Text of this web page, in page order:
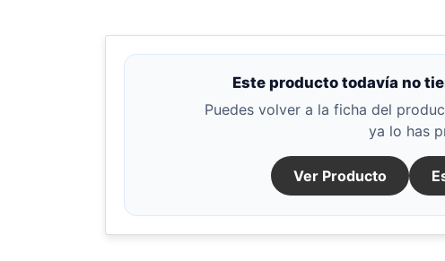
Este producto todavía no
Puedes volver a la ficha del
ya lo has
Ver Producto